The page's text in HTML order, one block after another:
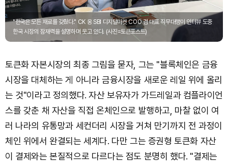
"한국은 모든 재료를 갖췄다." CK 옹 SBI 디지털마켓 COO 겸 대표 직무대행이 인터뷰 도중
한국 시장의 잠재력을 설명하며 웃고 있다. (사진=토큰포스트)
토큰화 자본시장의 최종 그림을 묻자, 그는 "블록체인은 금융
시장을 대체하는 게 아니라 금융시장을 새로운 레일 위에 올리
는 것"이라고 정의했다. 자산 보유자가 가드레일과 컴플라이언
스를 갖춘 채 자산을 직접 온체인으로 발행하고, 마찰 없이 여
러 나라의 유통망과 세컨더리 시장을 거쳐 만기까지 전 과정이
체인 위에서 완결되는 세계다. 다만 그는 증권형 토큰화 자산
이 결제와는 본질적으로 다르다는 점도 분명히 했다. "결제는